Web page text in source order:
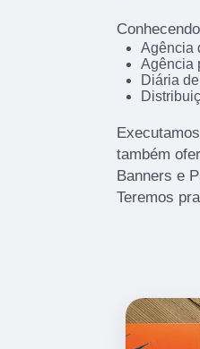
Agência
Agência
Diária
também
Banners e
Teremos